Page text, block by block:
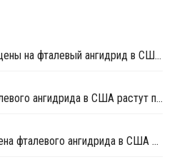
Декабрьские контрактные цены на фталевый ангидрид в США снизились
Ноябрьские контракты фталевого ангидрида в США растут по мере роста цен на сырье
Октябрьская контрактная цена фталевого ангидрида в США снизилась